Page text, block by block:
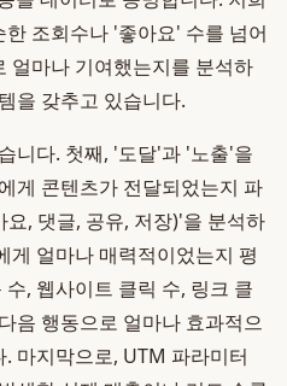
조회수나 '좋아요' 수를 넘어
얼마나 기여했는지를 분석하
을 갖추고 있습니다.
니다. 첫째, '도달'과 '노출'을
게 콘텐츠가 전달되었는지 파
, 댓글, 공유, 저장)'을 분석하
게 얼마나 매력적이었는지 평
, 웹사이트 클릭 수, 링크 클
음 행동으로 얼마나 효과적으
마지막으로, UTM 파라미터